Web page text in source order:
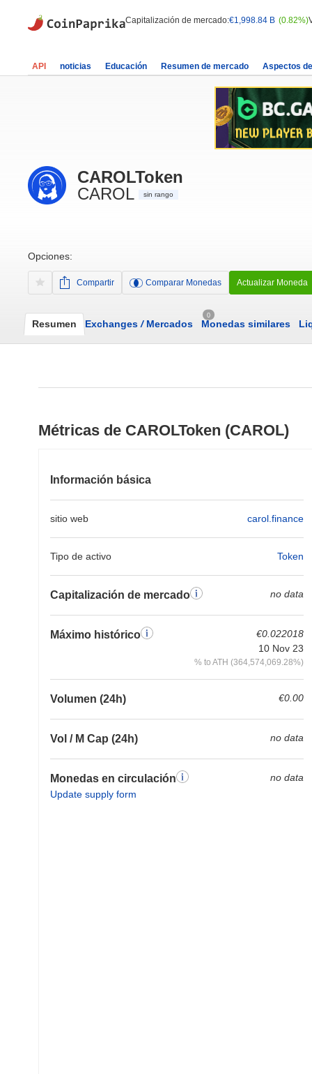
Capitalización de mercado:€1,998.84 B (0.82%)
API noticias Educación Resumen de mercado Aspectos
CAROLToken
CAROL
sin rango
Opciones:
Compartir Comparar Monedas Actualizar Moneda
Resumen Exchanges /Mercados
0
Monedas similares
Métricas de CAROLToken (CAROL)
Información básica
sitio web carol.finance
Tipo de activo Token
Capitalización de mercado no data
Máximo histórico
€0.022018
10 Nov 23
% to ATH (364,574,069.28%)
Volumen (24h) €0.00
Vol / M Cap (24h) no data
Monedas en circulación
Update supply form
no data